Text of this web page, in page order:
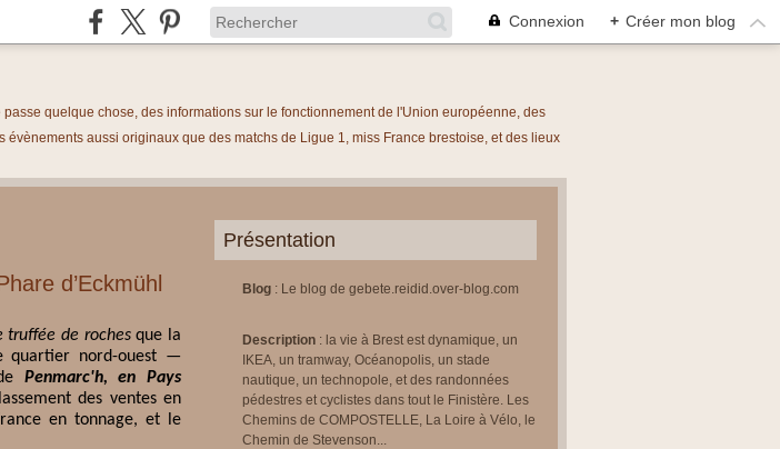
Connexion + Créer mon blog
quelque chose, des informations sur le fonctionnement de l'Union européenne, des
aussi originaux que des matchs de Ligue 1, miss France brestoise, et des lieux
d’Eckmühl
truffée de rochesque la
quartier nord-ouest —
Penmarc'h, en Pays
des ventes en
en tonnage, et le
Présentation
Blog : Le blog de gebete.reidid.over-blog.com
Description : la vie à Brest est dynamique, un
IKEA, un tramway, Océanopolis, un stade
nautique, un technopole, et des randonnées
pédestres et cyclistes dans tout le Finistère. Les
Chemins de COMPOSTELLE, La Loire à Vélo, le
Chemin de Stevenson...